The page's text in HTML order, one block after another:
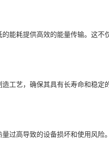
耗提供高效的能量传输。这不
艺，确保其具有长寿命和稳定
高导致的设备损坏和使用风险